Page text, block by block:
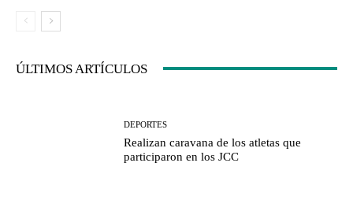
ÚLTIMOS ARTÍCULOS
DEPORTES
Realizan caravana de los atletas que
participaron en los JCC